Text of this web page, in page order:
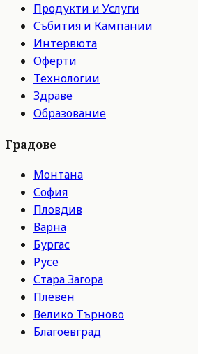
Продукти и Услуги
Събития и Кампании
Интервюта
Оферти
Технологии
Здраве
Образование
Градове
Монтана
София
Пловдив
Варна
Бургас
Русе
Стара Загора
Плевен
Велико Търново
Благоевград